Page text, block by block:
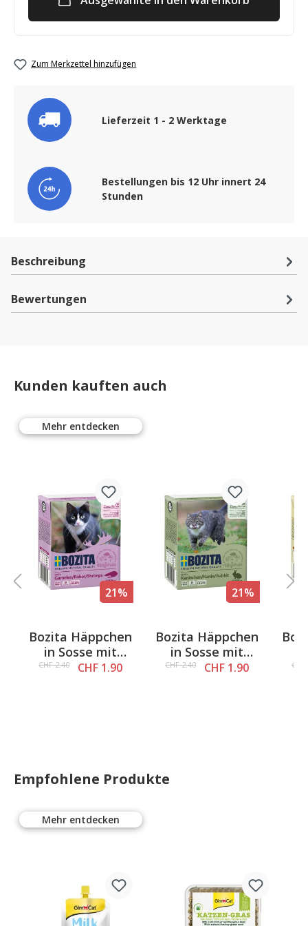
Zum Merkzettel hinzufügen
Lieferzeit 1 - 2 Werktage
Bestellungen bis 12 Uhr innert 24
Stunden
Beschreibung
Bewertungen
Kunden kauften auch
Mehr entdecken
out of 5 stars
21%
Bozita Häppchen
in Sosse mit
Garnelen, 370g
CHF 2.40 CHF 1.90
21%
Bozita Häppchen
in Sosse mit
Kaninchen, 370g
CHF 2.40 CHF 1.90 CHF
Empfohlene Produkte
Mehr entdecken